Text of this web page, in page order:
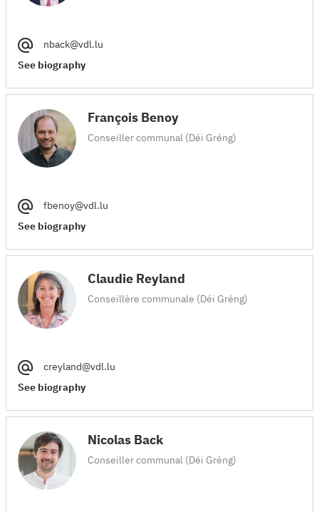
nback@vdl.lu
See biography
François Benoy
Conseiller communal (Déi Gréng)
fbenoy@vdl.lu
See biography
Claudie Reyland
Conseillère communale (Déi Gréng)
creyland@vdl.lu
See biography
Nicolas Back
Conseiller communal (Déi Gréng)